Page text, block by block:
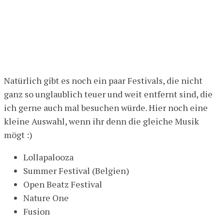
Natürlich gibt es noch ein paar Festivals, die nicht
ganz so unglaublich teuer und weit entfernt sind, die
ich gerne auch mal besuchen würde. Hier noch eine
kleine Auswahl, wenn ihr denn die gleiche Musik
mögt :)
Lollapalooza
Summer Festival (Belgien)
Open Beatz Festival
Nature One
Fusion